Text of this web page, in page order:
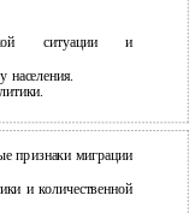
ситуации и
населения.
признаки миграции
и количественной